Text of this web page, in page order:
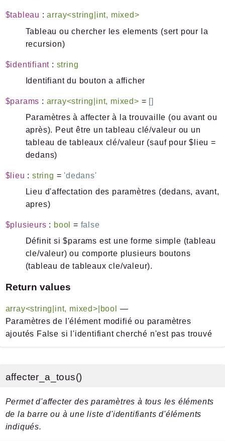
$tableau :array<string|int, mixed>
Tableau ou chercher les elements (sert pour la
recursion)
$identifiant : string
Identifiant du bouton a afficher
$params : array<string|int, mixed> = []
Paramètres à affecter à la trouvaille (ou avant ou
après). Peut être un tableau clé/valeur ou un
tableau de tableaux clé/valeur (sauf pour $lieu =
dedans)
$lieu :string ='dedans'
Lieu d'affectation des paramètres (dedans, avant,
apres)
$plusieurs : bool = false
Définit si $params est une forme simple (tableau
cle/valeur) ou comporte plusieurs boutons
(tableau de tableaux cle/valeur).
Return values
array<string|int, mixed>|bool
—
Paramètres de l'élément modifié ou paramètres
ajoutés False si l'identifiant cherché n'est pas trouvé
affecter_a_tous()
Permet d'affecter des paramètres à tous les éléments
de la barre ou à une liste d'identifiants d'éléments
indiqués.